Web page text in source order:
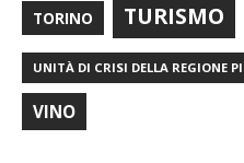
TORINO TURISMO
UNITÀ DI CRISI DELLA REGIONE
VINO